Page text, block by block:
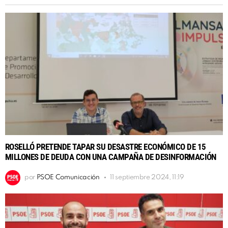
ROSELLÓ PRETENDE TAPAR SU DESASTRE ECONÓMICO DE 15
MILLONES DE DEUDA CON UNA CAMPAÑA DE DESINFORMACIÓN
por PSOE Comunicación 11 septiembre 2024, 11:19